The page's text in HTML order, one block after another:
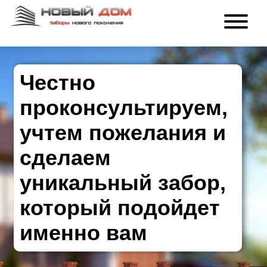
Честно
проконсультируем,
учтем пожелания и
сделаем
уникальный забор,
который подойдет
именно вам